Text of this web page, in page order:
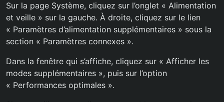
Sur la page Système, cliquez sur l’onglet « Alimentation
et veille » sur la gauche. À droite, cliquez sur le lien
« Paramètres d’alimentation supplémentaires » sous la
section « Paramètres connexes ».
Dans la fenêtre qui s’affiche, cliquez sur « Afficher les
modes supplémentaires », puis sur l’option
« Performances optimales ».